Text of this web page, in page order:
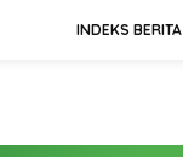
INDEKS BERITA